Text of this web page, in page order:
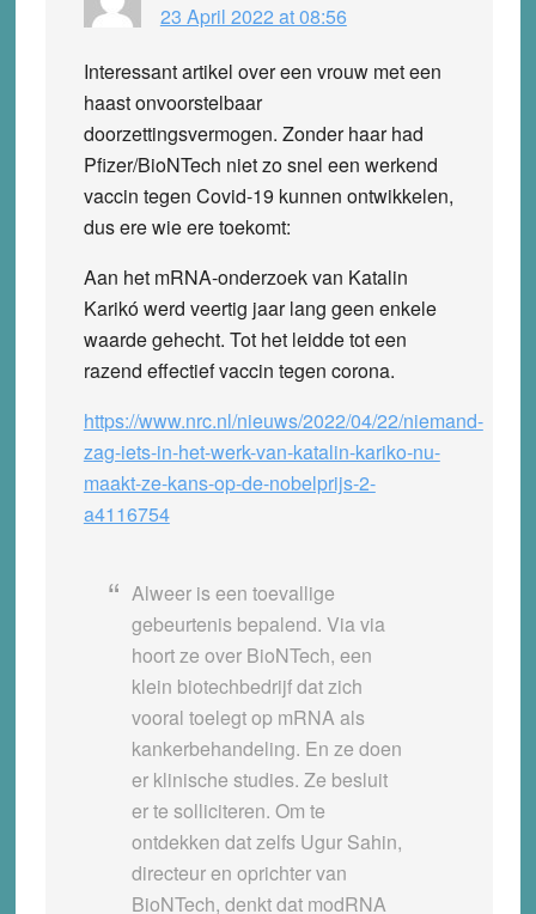
23 April 2022 at 08:56
Interessant artikel over een vrouw met een
haast onvoorstelbaar
doorzettingsvermogen. Zonder haar had
Pfizer/BioNTech niet zo snel een werkend
vaccin tegen Covid-19 kunnen ontwikkelen,
dus ere wie ere toekomt:
Aan het mRNA-onderzoek van Katalin
Karikó werd veertig jaar lang geen enkele
waarde gehecht. Tot het leidde tot een
razend effectief vaccin tegen corona.
https://www.nrc.nl/nieuws/2022/04/22/niemand-
zag-iets-in-het-werk-van-katalin-kariko-nu-
maakt-ze-kans-op-de-nobelprijs-2-
a4116754
Alweer is een toevallige
gebeurtenis bepalend. Via via
hoort ze over BioNTech, een
klein biotechbedrijf dat zich
vooral toelegt op mRNA als
kankerbehandeling. En ze doen
er klinische studies. Ze besluit
er te solliciteren. Om te
ontdekken dat zelfs Ugur Sahin,
directeur en oprichter van
BioNTech, denkt dat modRNA